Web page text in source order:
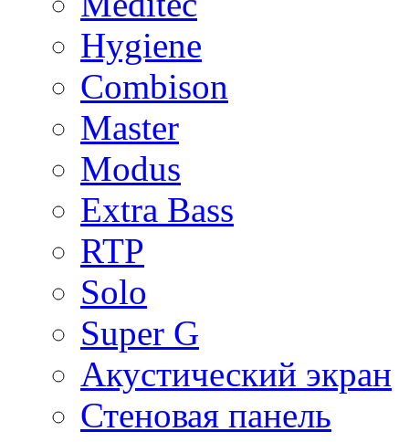
Hygiene
Combison
Master
Modus
Extra Bass
RTP
Solo
Super G
Акустический экран
Стеновая панель